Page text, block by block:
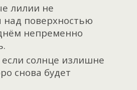
лилии не
поверхностью
непременно
солнце излишне
снова будет